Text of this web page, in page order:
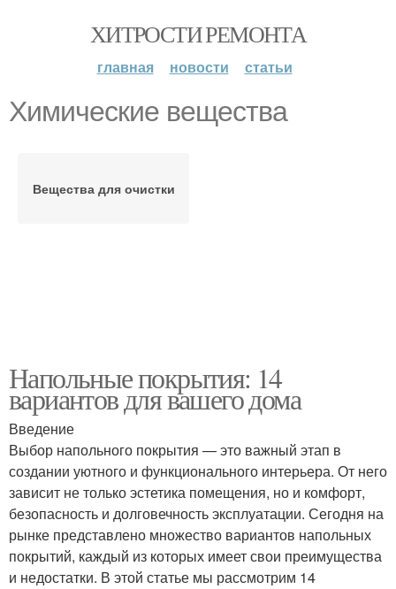
ХИТРОСТИ РЕМОНТА
главная новости статьи
Химические вещества
Вещества для очистки
Напольные покрытия: 14
вариантов для вашего дома
Введение
Выбор напольного покрытия — это важный этап в
создании уютного и функционального интерьера. От него
зависит не только эстетика помещения, но и комфорт,
безопасность и долговечность эксплуатации. Сегодня на
рынке представлено множество вариантов напольных
покрытий, каждый из которых имеет свои преимущества
и недостатки. В этой статье мы рассмотрим 14